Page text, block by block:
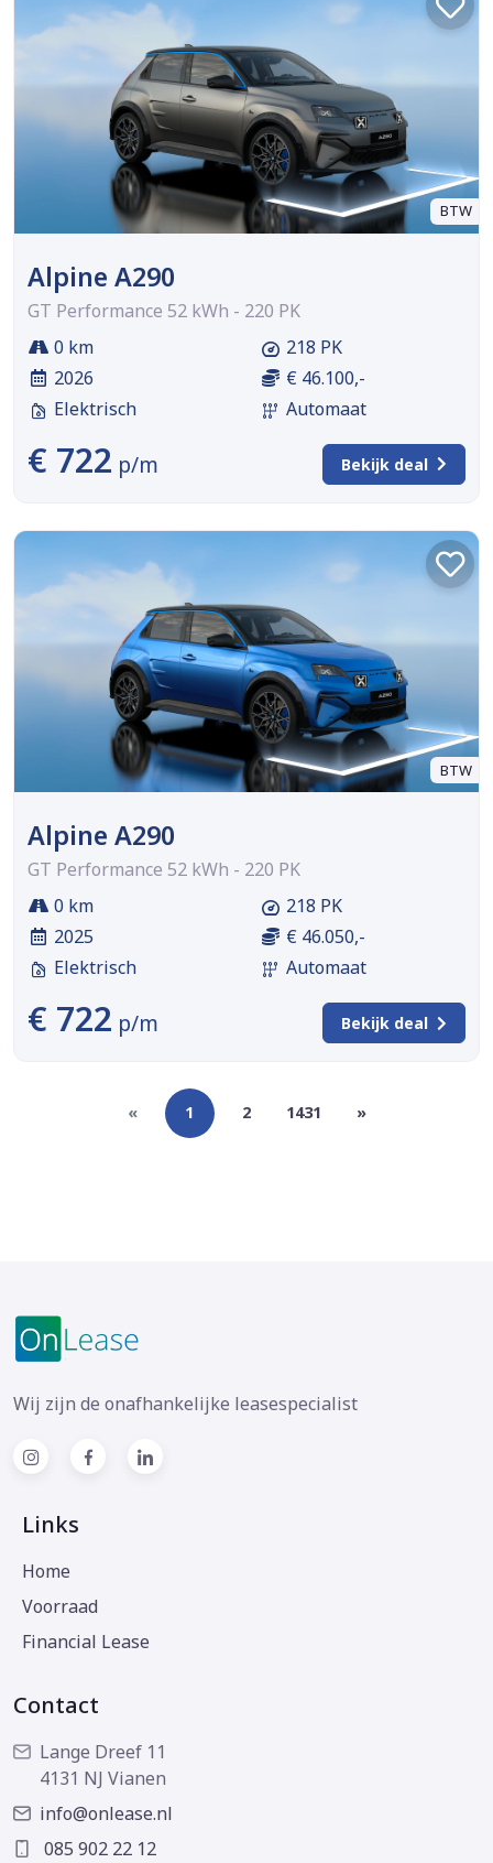
BTW
Alpine A290
GT Performance 52 kWh - 220 PK
0 km
2026
Elektrisch
218 PK
€ 46.100,-
Automaat
€ 722 p/m Bekijk deal
BTW
Alpine A290
GT Performance 52 kWh - 220 PK
0 km
2025
Elektrisch
218 PK
€ 46.050,-
Automaat
€ 722 p/m Bekijk deal
« 1 2 1431 »
Wij zijn de onafhankelijke leasespecialist
Links
Home
Voorraad
Financial Lease
Contact
Lange Dreef 11
4131 NJ Vianen
info@onlease.nl
085 902 22 12